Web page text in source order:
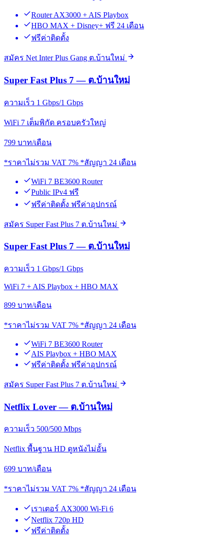
Router AX3000 + AIS Playbox
HBO MAX + Disney+ ฟรี 24 เดือน
ฟรีค่าติดตั้ง
สมัคร Net Inter Plus Gang ต.บ้านใหม่
Super Fast Plus 7 — ต.บ้านใหม่
ความเร็ว 1 Gbps/1 Gbps
WiFi 7 เต็มพิกัด ครอบครัวใหญ่
799 บาท/เดือน
*ราคาไม่รวม VAT 7% *สัญญา 24 เดือน
WiFi 7 BE3600 Router
Public IPv4 ฟรี
ฟรีค่าติดตั้ง ฟรีค่าอุปกรณ์
สมัคร Super Fast Plus 7 ต.บ้านใหม่
Super Fast Plus 7 — ต.บ้านใหม่
ความเร็ว 1 Gbps/1 Gbps
WiFi 7 + AIS Playbox + HBO MAX
899 บาท/เดือน
*ราคาไม่รวม VAT 7% *สัญญา 24 เดือน
WiFi 7 BE3600 Router
AIS Playbox + HBO MAX
ฟรีค่าติดตั้ง ฟรีค่าอุปกรณ์
สมัคร Super Fast Plus 7 ต.บ้านใหม่
Netflix Lover — ต.บ้านใหม่
ความเร็ว 500/500 Mbps
Netflix พื้นฐาน HD ดูหนังไม่อั้น
699 บาท/เดือน
*ราคาไม่รวม VAT 7% *สัญญา 24 เดือน
เราเตอร์ AX3000 Wi-Fi 6
Netflix 720p HD
ฟรีค่าติดตั้ง